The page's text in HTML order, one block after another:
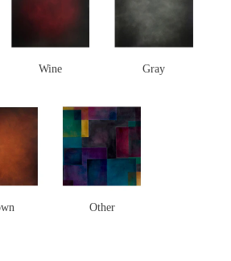
Wine Gray
Other